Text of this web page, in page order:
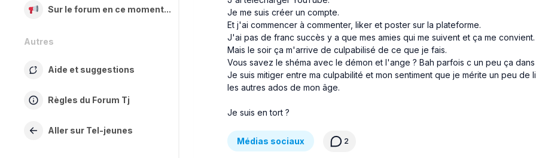
Sur le forum en ce moment...
Autres
Aide et suggestions
Règles du Forum Tj
Aller sur Tel-jeunes
Je me suis créer un compte.
Et j'ai commencer à commenter, liker et poster sur la plateforme.
J'ai pas de franc succès y a que mes amies qui me suivent et ça me convient.
Mais le soir ça m'arrive de culpabilisé de ce que je fais.
Vous savez le shéma avec le démon et l'ange ? Bah parfois c un peu ça dans
Je suis mitiger entre ma culpabilité et mon sentiment que je mérite un peu de
les autres ados de mon âge.
Je suis en tort ?
Médias sociaux 2